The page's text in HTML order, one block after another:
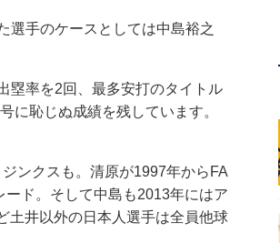
選手のケースとしては中島裕之
塁率を2回、最多安打のタイトル
に恥じぬ成績を残しています。
ンクスも。清原が1997年からFA
ド。そして中島も2013年にはア
土井以外の日本人選手は全員他球